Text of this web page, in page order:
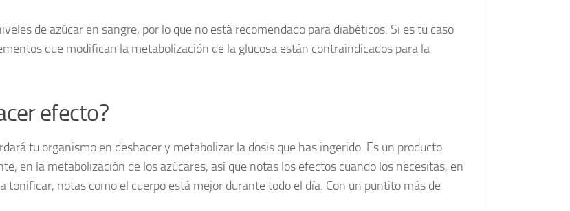
de azúcar en sangre, por lo que no está recomendado para diabéticos. Si es tu caso
que modifican la metabolización de la glucosa están contraindicados para la
efecto?
tu organismo en deshacer y metabolizar la dosis que has ingerido. Es un producto
en la metabolización de los azúcares, así que notas los efectos cuando los necesitas, en
tonificar, notas como el cuerpo está mejor durante todo el día. Con un puntito más de